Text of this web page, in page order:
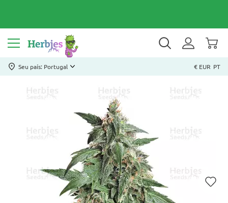
Seu país: Portugal € EUR PT